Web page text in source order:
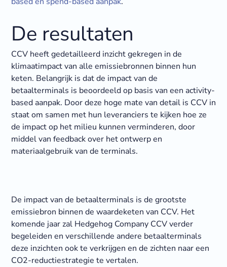
De resultaten
CCV heeft gedetailleerd inzicht gekregen in de
klimaatimpact van alle emissiebronnen binnen hun
keten. Belangrijk is dat de impact van de
betaalterminals is beoordeeld op basis van een activity-
based aanpak. Door deze hoge mate van detail is CCV in
staat om samen met hun leveranciers te kijken hoe ze
de impact op het milieu kunnen verminderen, door
middel van feedback over het ontwerp en
materiaalgebruik van de terminals.
De impact van de betaalterminals is de grootste
emissiebron binnen de waardeketen van CCV. Het
komende jaar zal Hedgehog Company CCV verder
begeleiden en verschillende andere betaalterminals
deze inzichten ook te verkrijgen en de zichten naar een
CO2-reductiestrategie te vertalen.